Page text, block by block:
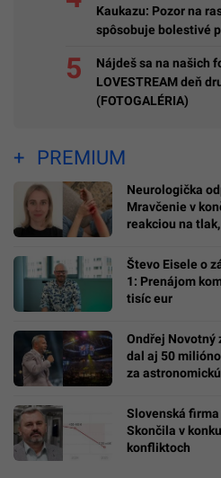
Kaukazu: Pozor na
spôsobuje bolestivé
Nájdeš sa na našich
LOVESTREAM deň
(FOTOGALÉRIA)
PREMIUM
Neurologička
Mravčenie v
reakciou na
Števo Eisele o
1: Prenájom
tisíc eur
Ondřej Novotný
dal aj 50
za
Slovenská
Skončila v
konfliktoch